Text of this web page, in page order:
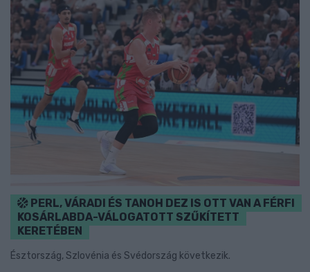
PERL, VÁRADI ÉS TANOH DEZ IS OTT VAN A FÉRFI
KOSÁRLABDA-VÁLOGATOTT SZŰKÍTETT
KERETÉBEN
Észtország, Szlovénia és Svédország következik.